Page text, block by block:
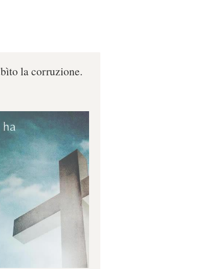
la corruzione.